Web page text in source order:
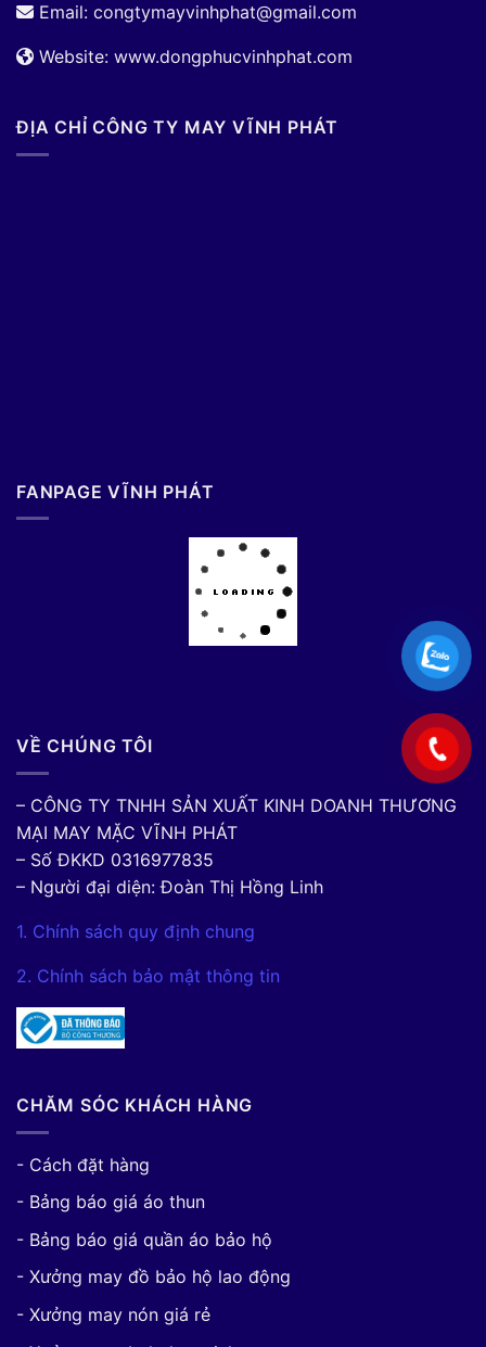
Email: congtymayvinhphat@gmail.com
Website: www.dongphucvinhphat.com
ĐỊA CHỈ CÔNG TY MAY VĨNH PHÁT
FANPAGE VĨNH PHÁT
VỀ CHÚNG TÔI
– CÔNG TY TNHH SẢN XUẤT KINH DOANH THƯƠNG
MẠI MAY MẶC VĨNH PHÁT
– Số ĐKKD 0316977835
– Người đại diện: Đoàn Thị Hồng Linh
1. Chính sách quy định chung
2. Chính sách bảo mật thông tin
CHĂM SÓC KHÁCH HÀNG
- Cách đặt hàng
- Bảng báo giá áo thun
- Bảng báo giá quần áo bảo hộ
- Xưởng may đồ bảo hộ lao động
- Xưởng may nón giá rẻ